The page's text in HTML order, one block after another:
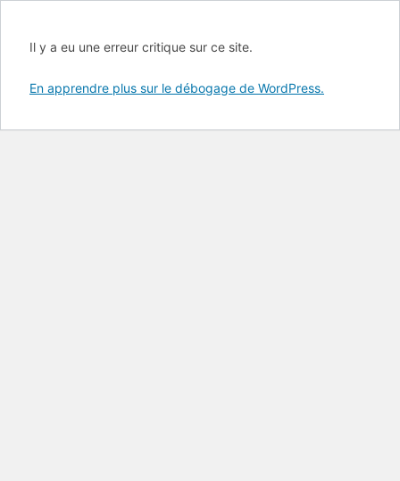
Il y a eu une erreur critique sur ce site.
En apprendre plus sur le débogage de WordPress.